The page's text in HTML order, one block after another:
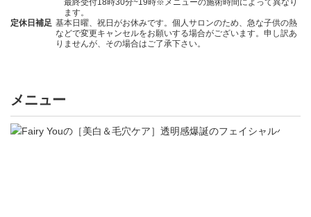
最終受付18時30分~19時※メニューの施術時間によって異なり
ます。
定休日補足 基本日曜、祝日がお休みです。個人サロンのため、急な子供の熱
などで変更キャンセルをお願いする場合がございます。申し訳あ
りませんが、その場合はご了承下さい。
メニュー